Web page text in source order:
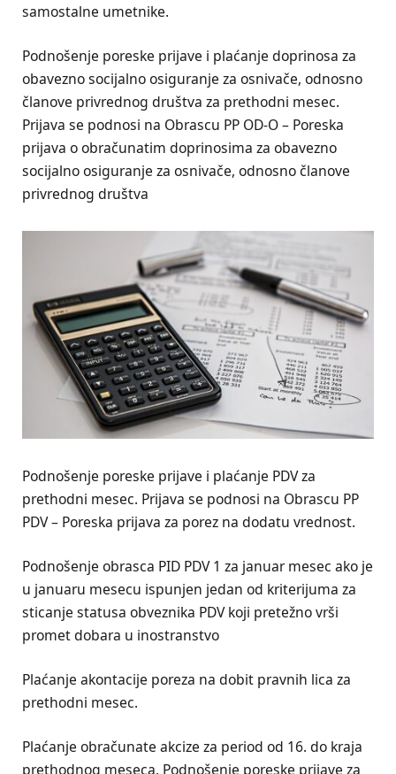
samostalne umetnike.
Podnošenje poreske prijave i plaćanje doprinosa za
obavezno socijalno osiguranje za osnivače, odnosno
članove privrednog društva za prethodni mesec.
Prijava se podnosi na Obrascu PP OD-O – Poreska
prijava o obračunatim doprinosima za obavezno
socijalno osiguranje za osnivače, odnosno članove
privrednog društva
Podnošenje poreske prijave i plaćanje PDV za
prethodni mesec. Prijava se podnosi na Obrascu PP
PDV – Poreska prijava za porez na dodatu vrednost.
Podnošenje obrasca PID PDV 1 za januar mesec ako je
u januaru mesecu ispunjen jedan od kriterijuma za
sticanje statusa obveznika PDV koji pretežno vrši
promet dobara u inostranstvo
Plaćanje akontacije poreza na dobit pravnih lica za
prethodni mesec.
Plaćanje obračunate akcize za period od 16. do kraja
prethodnog meseca. Podnošenje poreske prijave za